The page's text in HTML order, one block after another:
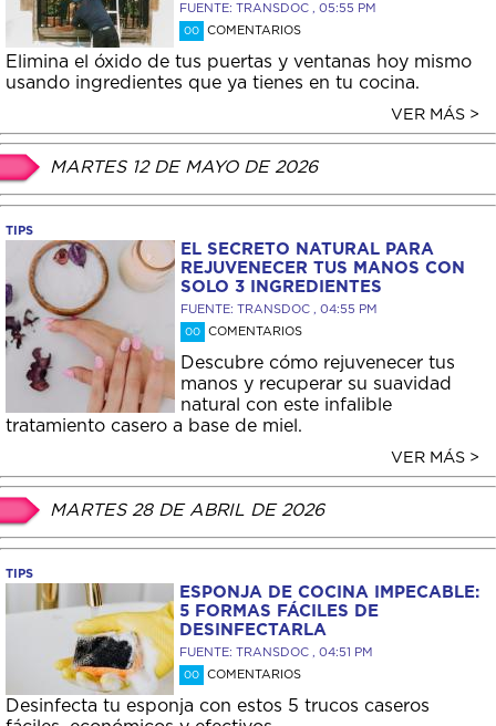
FUENTE: TRANSDOC , 05:55 PM
00 COMENTARIOS
Elimina el óxido de tus puertas y ventanas hoy mismo
usando ingredientes que ya tienes en tu cocina.
VER MÁS >
MARTES 12 DE MAYO DE 2026
TIPS
EL SECRETO NATURAL PARA
REJUVENECER TUS MANOS CON
SOLO 3 INGREDIENTES
FUENTE: TRANSDOC , 04:55 PM
00 COMENTARIOS
Descubre cómo rejuvenecer tus
manos y recuperar su suavidad
natural con este infalible
tratamiento casero a base de miel.
VER MÁS >
MARTES 28 DE ABRIL DE 2026
TIPS
ESPONJA DE COCINA IMPECABLE:
5 FORMAS FÁCILES DE
DESINFECTARLA
FUENTE: TRANSDOC , 04:51 PM
00 COMENTARIOS
Desinfecta tu esponja con estos 5 trucos caseros